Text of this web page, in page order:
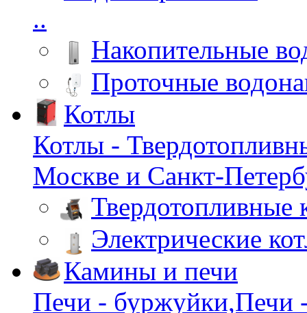
..
Накопительные
Проточные
Котлы
Котлы -
Москве и Санкт-
Твердотопливные
Электрические
Камины и печи
Печи - буржуйки,Печи